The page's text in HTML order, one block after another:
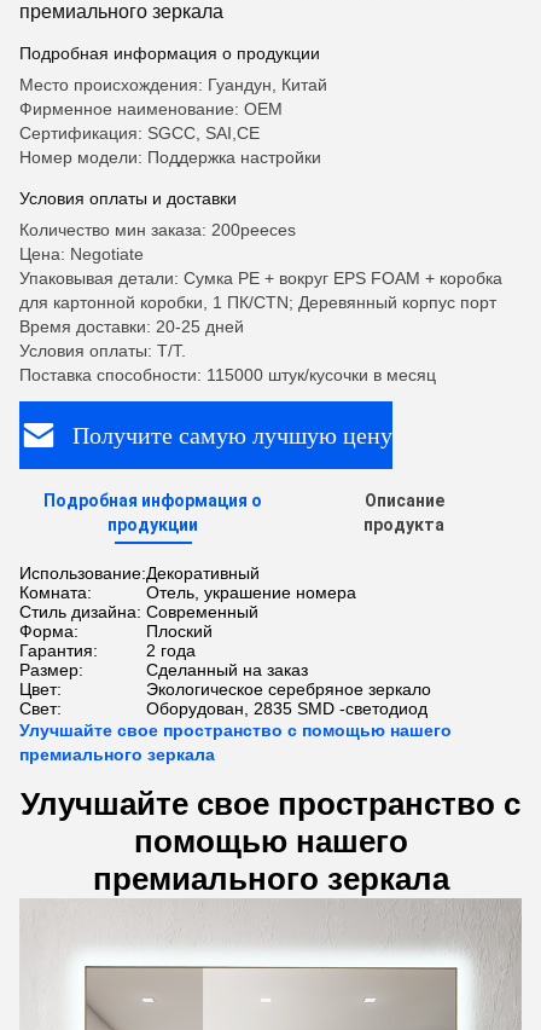
премиального зеркала
Подробная информация о продукции
Место происхождения: Гуандун, Китай
Фирменное наименование: OEM
Сертификация: SGCC, SAI,CE
Номер модели: Поддержка настройки
Условия оплаты и доставки
Количество мин заказа: 200peeces
Цена: Negotiate
Упаковывая детали: Сумка PE + вокруг EPS FOAM + коробка
для картонной коробки, 1 ПК/CTN; Деревянный корпус порт
Время доставки: 20-25 дней
Условия оплаты: T/T.
Поставка способности: 115000 штук/кусочки в месяц
Получите самую лучшую цену
Подробная информация о
продукции
Описание
продукта
Использование:Декоративный
Комната:
Отель, украшение номера
Стиль дизайна: Современный
Форма:
Плоский
Гарантия:
2 года
Размер:
Сделанный на заказ
Цвет:
Экологическое серебряное зеркало
Свет:
Оборудован, 2835 SMD -светодиод
Улучшайте свое пространство с помощью нашего
премиального зеркала
Улучшайте свое пространство с
помощью нашего
премиального зеркала